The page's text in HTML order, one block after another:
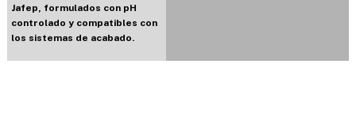
Jafep, formulados con pH
controlado y compatibles con
los sistemas de acabado.